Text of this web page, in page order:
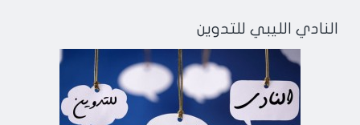
النادي الليبي للتدوين